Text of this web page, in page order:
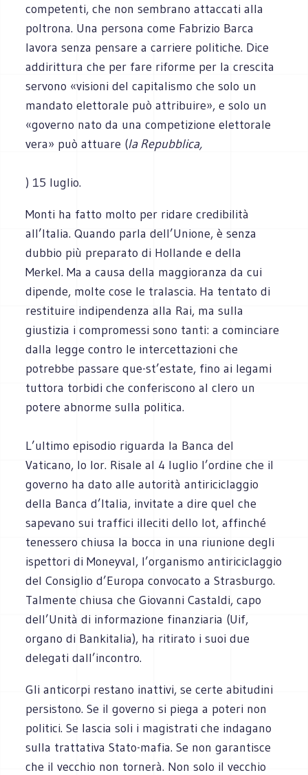
competenti, che non sembrano attaccati alla
poltrona. Una persona come Fabrizio Barca
lavora senza pensare a carriere politiche. Dice
addirittura che per fare riforme per la crescita
servono «visioni del capitalismo che solo un
mandato elettorale può attribuire», e solo un
«governo nato da una competizione elettorale
vera» può attuare (la Repubblica,
) 15 luglio.
Monti ha fatto molto per ridare credibilità
all’Italia. Quando parla dell’Unione, è senza
dubbio più preparato di Hollande e della
Merkel. Ma a causa della maggioranza da cui
dipende, molte cose le tralascia. Ha tentato di
restituire indipendenza alla Rai, ma sulla
giustizia i compromessi sono tanti: a cominciare
dalla legge contro le intercettazioni che
potrebbe passare que-st’estate, fino ai legami
tuttora torbidi che conferiscono al clero un
potere abnorme sulla politica.
L’ultimo episodio riguarda la Banca del
Vaticano, lo Ior. Risale al 4 luglio l’ordine che il
governo ha dato alle autorità antiriciclaggio
della Banca d’Italia, invitate a dire quel che
sapevano sui traffici illeciti dello Iot, affinché
tenessero chiusa la bocca in una riunione degli
ispettori di Moneyval, l’organismo antiriciclaggio
del Consiglio d’Europa convocato a Strasburgo.
Talmente chiusa che Giovanni Castaldi, capo
dell’Unità di informazione finanziaria (Uif,
organo di Bankitalia), ha ritirato i suoi due
delegati dall’incontro.
Gli anticorpi restano inattivi, se certe abitudini
persistono. Se il governo si piega a poteri non
politici. Se lascia soli i magistrati che indagano
sulla trattativa Stato-mafia. Se non garantisce
che il vecchio non tornerà. Non solo il vecchio